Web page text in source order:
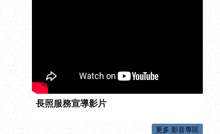
長照服務宣導影片
更多 影音專區